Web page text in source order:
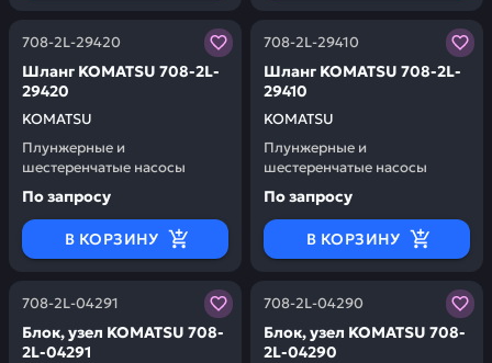
708-2L-29420
KOMATSU
Шланг KOMATSU 708-2L-
29420
Плунжерные и
шестеренчатые насосы
Заказывая запчасти у нас, вы получаете гарантию
По запросу
В КОРЗИНУ
708-2L-29410
KOMATSU
Шланг KOMATSU 708-2L-
29410
Плунжерные и
шестеренчатые насосы
Заказывая запчасти у
По запросу
В КОРЗИНУ
708-2L-04291
Блок, узел KOMATSU 708-
2L-04291
Заказывая запчасти у нас, вы получаете гарантию
708-2L-04290
Блок, узел KOMATSU 708-
2L-04290
Заказывая запчасти у